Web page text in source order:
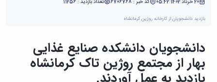
ها
آئین
نامه
ها
سمینارها
میکروبیولوژی
20 خرداد 1402 05:42 کد خبر : 6706768 تعداد بازدید : 11256
بازدید دانشجویان از کارخانه روژین کرمانشاه
دانشجویان دانشکده صنایع غذایی
بهار از مجتمع روژین تاک کرمانشاه